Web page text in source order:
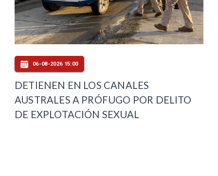
06-08-2026 15:00
DETIENEN EN LOS CANALES
AUSTRALES A PRÓFUGO POR DELITO
DE EXPLOTACIÓN SEXUAL